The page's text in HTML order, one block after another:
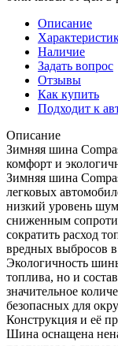
Описание
Наличие
Задать вопрос
Отзывы
Как купить
Подходит к
Описание
Зимняя шина
комфорт и
Зимняя шина
легковых
низкий уровень
сниженным
сократить расход
вредных выбросов в
Экологичность
топлива, но и
значительное
безопасных для
Конструкция и её
Шина оснащена